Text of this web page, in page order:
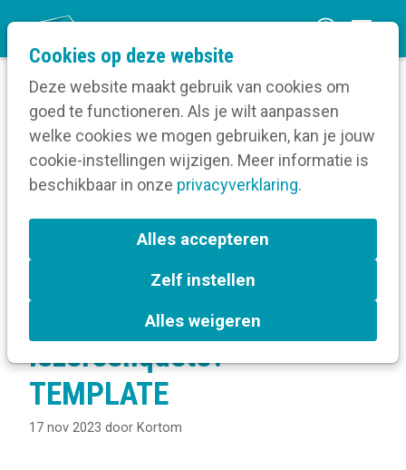
Cookies op deze website
Deze website maakt gebruik van cookies om
goed te functioneren. Als je wilt aanpassen
welke cookies we mogen gebruiken, kan je jouw
cookie-instellingen wijzigen. Meer informatie is
beschikbaar in onze privacyverklaring.
Alles accepteren
Zelf instellen
Alles weigeren
n
m
Home
Kom binnen: maak een magazine dat je lezer
raakt
Wat bevraag je in een lezersenquête? -
TEMPLATE
Wat bevraag je in een
lezersenquête? -
TEMPLATE
17 nov 2023 door Kortom